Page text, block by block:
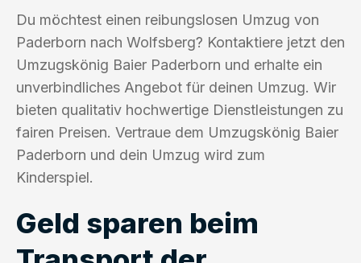
Du möchtest einen reibungslosen Umzug von
Paderborn nach Wolfsberg? Kontaktiere jetzt den
Umzugskönig Baier Paderborn und erhalte ein
unverbindliches Angebot für deinen Umzug. Wir
bieten qualitativ hochwertige Dienstleistungen zu
fairen Preisen. Vertraue dem Umzugskönig Baier
Paderborn und dein Umzug wird zum
Kinderspiel.
Geld sparen beim